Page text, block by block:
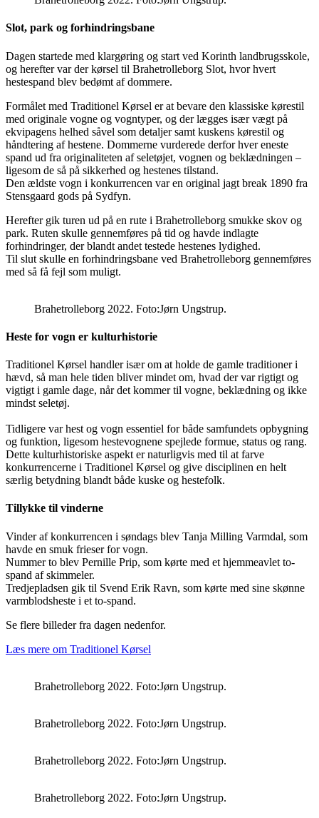
Slot, park og forhindringsbane
Dagen startede med klargøring og start ved Korinth landbrugsskole,
og herefter var der kørsel til Brahetrolleborg Slot, hvor hvert
hestespand blev bedømt af dommere.
Formålet med Traditionel Kørsel er at bevare den klassiske kørestil
med originale vogne og vogntyper, og der lægges især vægt på
ekvipagens helhed såvel som detaljer samt kuskens kørestil og
håndtering af hestene. Dommerne vurderede derfor hver eneste
spand ud fra originaliteten af seletøjet, vognen og beklædningen –
ligesom de så på sikkerhed og hestenes tilstand.
Den ældste vogn i konkurrencen var en original jagt break 1890 fra
Stensgaard gods på Sydfyn.
Herefter gik turen ud på en rute i Brahetrolleborg smukke skov og
park. Ruten skulle gennemføres på tid og havde indlagte
forhindringer, der blandt andet testede hestenes lydighed.
Til slut skulle en forhindringsbane ved Brahetrolleborg gennemføres
med så få fejl som muligt.
Brahetrolleborg 2022. Foto:Jørn Ungstrup.
Heste for vogn er kulturhistorie
Traditionel Kørsel handler især om at holde de gamle traditioner i
hævd, så man hele tiden bliver mindet om, hvad der var rigtigt og
vigtigt i gamle dage, når det kommer til vogne, beklædning og ikke
mindst seletøj.
Tidligere var hest og vogn essentiel for både samfundets opbygning
og funktion, ligesom hestevognene spejlede formue, status og rang.
Dette kulturhistoriske aspekt er naturligvis med til at farve
konkurrencerne i Traditionel Kørsel og give disciplinen en helt
særlig betydning blandt både kuske og hestefolk.
Tillykke til vinderne
Vinder af konkurrencen i søndags blev Tanja Milling Varmdal, som
havde en smuk frieser for vogn.
Nummer to blev Pernille Prip, som kørte med et hjemmeavlet to-
spand af skimmeler.
Tredjepladsen gik til Svend Erik Ravn, som kørte med sine skønne
varmblodsheste i et to-spand.
Se flere billeder fra dagen nedenfor.
Læs mere om Traditionel Kørsel
Brahetrolleborg 2022. Foto:Jørn Ungstrup.
Brahetrolleborg 2022. Foto:Jørn Ungstrup.
Brahetrolleborg 2022. Foto:Jørn Ungstrup.
Brahetrolleborg 2022. Foto:Jørn Ungstrup.